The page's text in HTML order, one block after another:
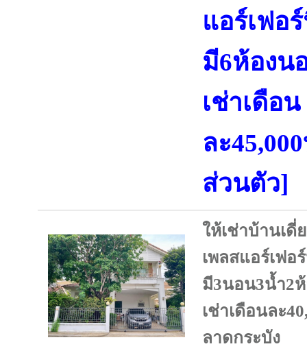
แอร์เฟอ
มี6ห้องน
เช่าเดือน
ละ
ส่วนตัว]
ให้เช่าบ้านเดี่
เพลสแอร์เฟอ
มี3นอน3น้ำ2
เช่าเดือนละ
ลาดกระบัง